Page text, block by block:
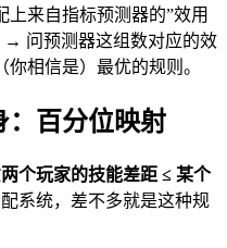
来自指标预测器的”效用
→ 问预测器这组数对应的效
相信是）最优的规则。
：百分位映射
个玩家的技能差距 ≤ 某个
系统，差不多就是这种规